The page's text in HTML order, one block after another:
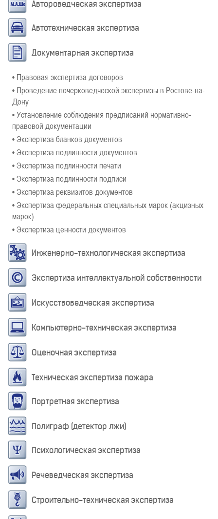
Автороведческая экспертиза
Автотехническая экспертиза
Документарная экспертиза
• Правовая экспертиза договоров
• Проведение почерковедческой экспертизы в Ростове-на-
Дону
• Установление соблюдения предписаний нормативно-
правовой документации
• Экспертиза бланков документов
• Экспертиза подлинности документов
• Экспертиза подлинности печати
• Экспертиза подлинности подписи
• Экспертиза реквизитов документов
• Экспертиза федеральных специальных марок (акцизных
марок)
• Экспертиза ценности документов
Инженерно-технологическая экспертиза
Экспертиза интеллектуальной собственности
Искусствоведческая экспертиза
Компьютерно-техническая экспертиза
Оценочная экспертиза
Техническая экспертиза пожара
Портретная экспертиза
Полиграф (детектор лжи)
Психологическая экспертиза
Речеведческая экспертиза
Строительно-техническая экспертиза